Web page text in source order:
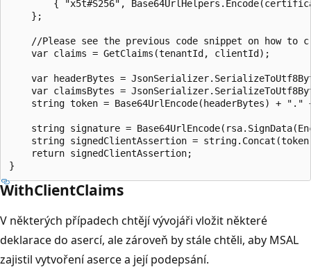
{ "x5t#S256",
    };
//Please see the previous code snippet on how to
    var claims = GetClaims(tenantId, clientId);
var headerBytes =
var claimsBytes =
string token = Base64UrlEncode(headerBytes) + "."
string signature =
string signedClientAssertion =
    return signedClientAssertion;
WithClientClaims
V některých případech chtějí vývojáři vložit některé
deklarace do asercí, ale zároveň by stále chtěli, aby MSAL
zajistil vytvoření aserce a její podepsání.